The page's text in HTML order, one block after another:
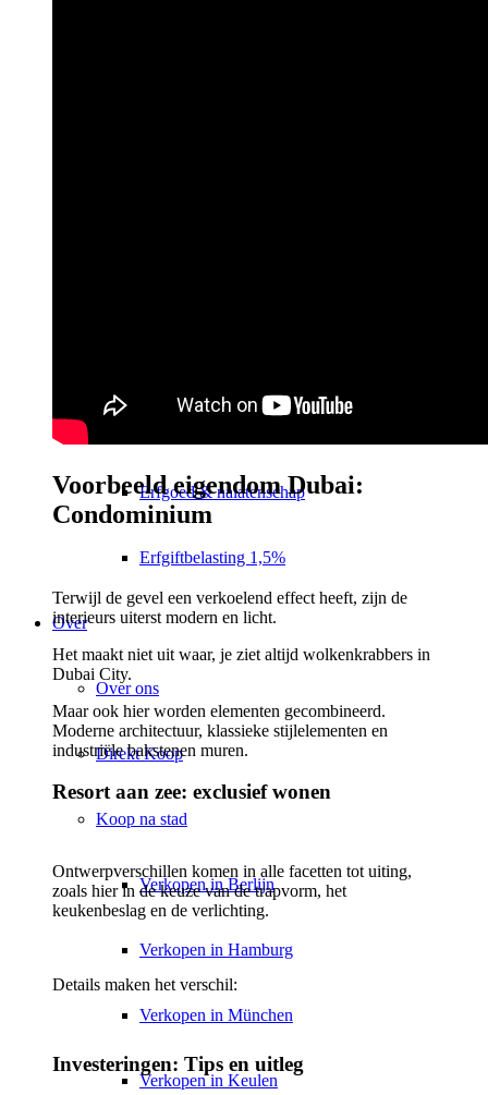
Erfgoed & nalatenschap
Erfgiftbelasting 1,5%
Over
Over ons
Direkt Koop
Koop na stad
Verkopen in Berlijn
Verkopen in Hamburg
Verkopen in München
Verkopen in Keulen
Voorbeeld eigendom Dubai:
Condominium
Terwijl de gevel een verkoelend effect heeft, zijn de
interieurs uiterst modern en licht.
Het maakt niet uit waar, je ziet altijd wolkenkrabbers in
Dubai City.
Maar ook hier worden elementen gecombineerd.
Moderne architectuur, klassieke stijlelementen en
industriële bakstenen muren.
Resort aan zee: exclusief wonen
Ontwerpverschillen komen in alle facetten tot uiting,
zoals hier in de keuze van de trapvorm, het
keukenbeslag en de verlichting.
Details maken het verschil:
Investeringen: Tips en uitleg